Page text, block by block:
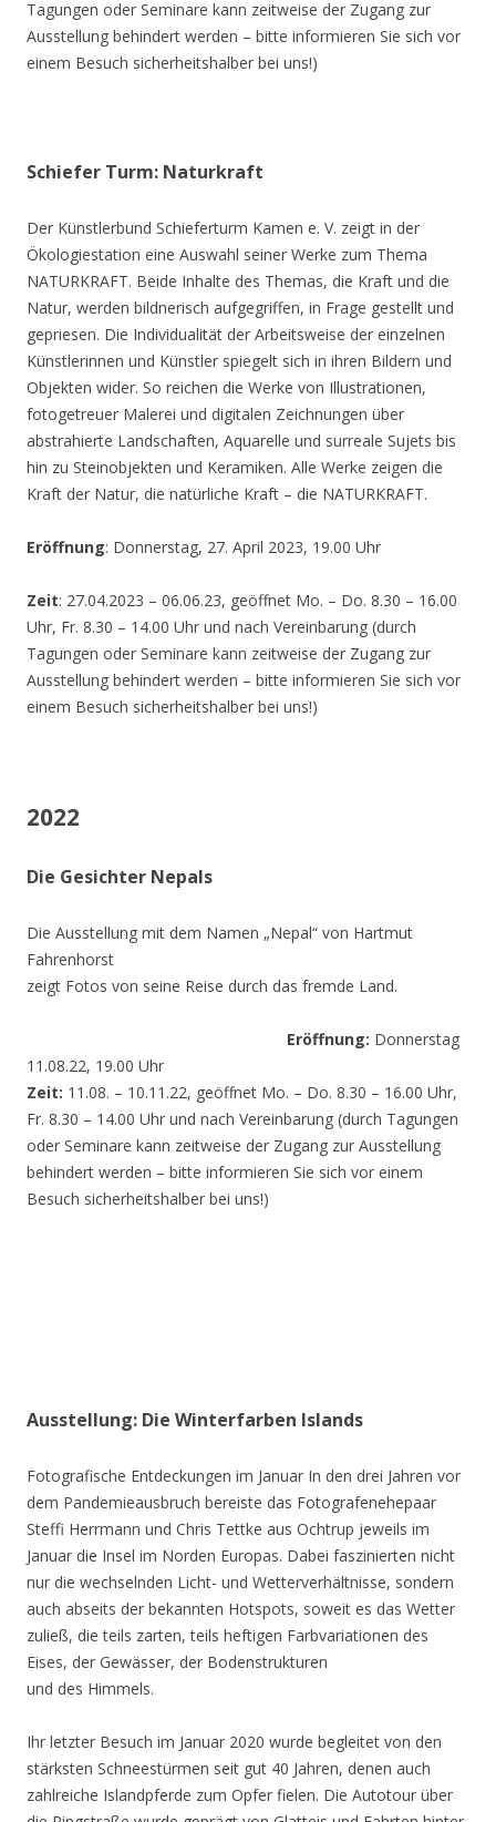
Tagungen oder Seminare kann zeitweise der Zugang zur
Ausstellung behindert werden – bitte informieren Sie sich vor
einem Besuch sicherheitshalber bei uns!)
Schiefer Turm: Naturkraft
Der Künstlerbund Schieferturm Kamen e. V. zeigt in der
Ökologiestation eine Auswahl seiner Werke zum Thema
NATURKRAFT. Beide Inhalte des Themas, die Kraft und die
Natur, werden bildnerisch aufgegriffen, in Frage gestellt und
gepriesen. Die Individualität der Arbeitsweise der einzelnen
Künstlerinnen und Künstler spiegelt sich in ihren Bildern und
Objekten wider. So reichen die Werke von Illustrationen,
fotogetreuer Malerei und digitalen Zeichnungen über
abstrahierte Landschaften, Aquarelle und surreale Sujets bis
hin zu Steinobjekten und Keramiken. Alle Werke zeigen die
Kraft der Natur, die natürliche Kraft – die NATURKRAFT.
Eröffnung: Donnerstag, 27. April 2023, 19.00 Uhr
Zeit: 27.04.2023 – 06.06.23, geöffnet Mo. – Do. 8.30 – 16.00
Uhr, Fr. 8.30 – 14.00 Uhr und nach Vereinbarung (durch
Tagungen oder Seminare kann zeitweise der Zugang zur
Ausstellung behindert werden – bitte informieren Sie sich vor
einem Besuch sicherheitshalber bei uns!)
2022
Die Gesichter Nepals
Die Ausstellung mit dem Namen „Nepal“ von Hartmut
Fahrenhorst
zeigt Fotos von seine Reise durch das fremde Land.
Eröffnung: Donnerstag
11.08.22, 19.00 Uhr
Zeit: 11.08. – 10.11.22, geöffnet Mo. – Do. 8.30 – 16.00 Uhr,
Fr. 8.30 – 14.00 Uhr und nach Vereinbarung (durch Tagungen
oder Seminare kann zeitweise der Zugang zur Ausstellung
behindert werden – bitte informieren Sie sich vor einem
Besuch sicherheitshalber bei uns!)
Ausstellung: Die Winterfarben Islands
Fotografische Entdeckungen im Januar In den drei Jahren vor
dem Pandemieausbruch bereiste das Fotografenehepaar
Steffi Herrmann und Chris Tettke aus Ochtrup jeweils im
Januar die Insel im Norden Europas. Dabei faszinierten nicht
nur die wechselnden Licht- und Wetterverhältnisse, sondern
auch abseits der bekannten Hotspots, soweit es das Wetter
zuließ, die teils zarten, teils heftigen Farbvariationen des
Eises, der Gewässer, der Bodenstrukturen
und des Himmels.
Ihr letzter Besuch im Januar 2020 wurde begleitet von den
stärksten Schneestürmen seit gut 40 Jahren, denen auch
zahlreiche Islandpferde zum Opfer fielen. Die Autotour über